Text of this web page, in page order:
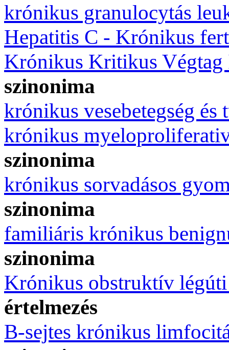
krónikus granulocytás
Hepatitis C - Krónikus
Krónikus Kritikus Végtag
szinonima
krónikus vesebetegség és
krónikus
szinonima
krónikus sorvadásos
szinonima
familiáris krónikus
szinonima
Krónikus obstruktív légúti
értelmezés
B-sejtes krónikus